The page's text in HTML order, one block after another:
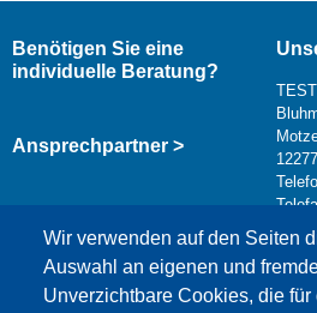
Wir verwenden auf den Seiten
Auswahl an eigenen und
Unverzichtbare Cookies, die
Benötigen Sie eine
individuelle Beratung?
Ansprechpartner >